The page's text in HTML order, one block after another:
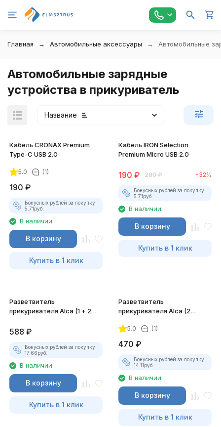
Главная Автомобильные аксессуары Автомобильные
Автомобильные зарядные
устройства в прикуриватель
Название
Кабель CRONAX Premium
Type-C USB 2.0
5.0 (1)
190 ₽
Бонусных рублей за покупку:
5.71руб.
В наличии
В корзину
Купить в 1 клик
Кабель IRON Selection
Premium Micro USB 2.0
190 ₽ 280 ₽ -32%
Бонусных рублей за покупку:
5.71руб.
В наличии
В корзину
Купить в 1 клик
Разветвитель
прикуривателя Alca (1 + 2
588 ₽
Бонусных рублей за покупку:
17.66руб.
В наличии
В корзину
Купить в 1 клик
Разветвитель
прикуривателя Alca (2
5.0 (1)
470 ₽
Бонусных рублей за покупку:
14.11руб.
В наличии
В корзину
Купить в 1 клик